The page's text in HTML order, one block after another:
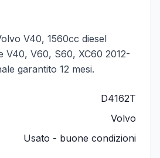
V40, 1560cc diesel
V40, V60, S60, XC60 2012-
garantito 12 mesi.
D4162T
Volvo
Usato - buone condizioni